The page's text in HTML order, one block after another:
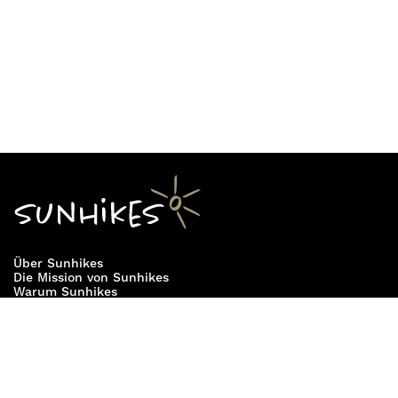
Über Sunhikes
Die Mission von Sunhikes
Warum Sunhikes